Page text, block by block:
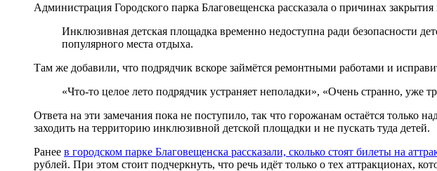
Администрация Городского парка Благовещенска рассказала о причинах
Инклюзивная детская площадка временно недоступна ради безопасности
популярного места отдыха.
Там же добавили, что подрядчик вскоре займётся ремонтными работами и
«Что-то целое лето подрядчик устраняет неполадки», «Очень странно, уже
Ответа на эти замечания пока не поступило, так что горожанам остаётся только
заходить на территорию инклюзивной детской площадки и не пускать туда детей.
Ранее в городском парке Благовещенска рассказали, сколько стоят билеты на
рублей. При этом стоит подчеркнуть, что речь идёт только о тех аттракционах,